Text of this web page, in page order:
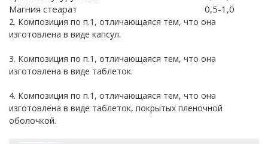
Магния стеарат
0,5-1,0
2. Композиция по п.1, отличающаяся тем, что она
изготовлена в виде капсул.
3. Композиция по п.1, отличающаяся тем, что она
изготовлена в виде таблеток.
4. Композиция по п.1, отличающаяся тем, что она
изготовлена в виде таблеток, покрытых пленочной
оболочкой.